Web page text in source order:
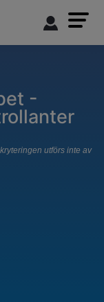
-
utförs inte av